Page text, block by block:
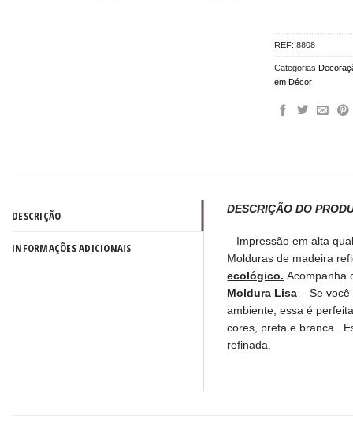
REF:8808
Categorias
em Décor
DESCRIÇÃO
INFORMAÇÕES ADICIONAIS
DESCRIÇÃO DO
– Impressão em alta
Molduras de madeira
ecológico. Acompanha
Moldura Lisa – Se
ambiente, essa é
cores, preta e branca .
refinada.